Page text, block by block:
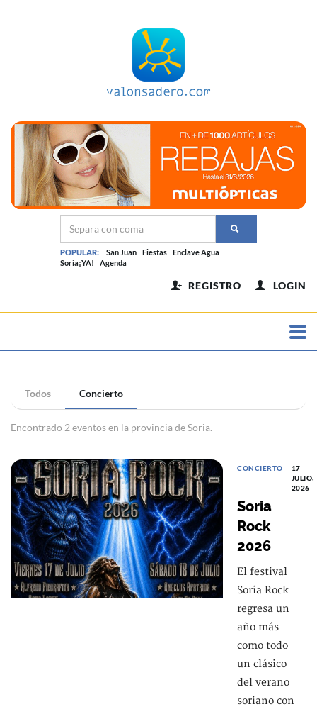
POPULAR: San Juan Fiestas
Enclave Agua
Soria¡YA!
Agenda
REGISTRO LOGIN
Todos Concierto
Encontrado 2 eventos en la provincia de Soria.
CONCIERTO
17
JULIO,
2026
Soria
Rock
2026
El festival
Soria Rock
regresa un
año más
como todo
un clásico
del verano
soriano con